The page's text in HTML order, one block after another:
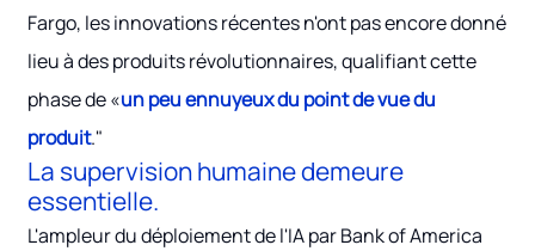
Fargo, les innovations récentes n'ont pas encore donné
lieu à des produits révolutionnaires, qualifiant cette
phase de «un peu ennuyeux du point de vue du
produit."
La supervision humaine demeure
essentielle.
L'ampleur du déploiement de l'IA par Bank of America